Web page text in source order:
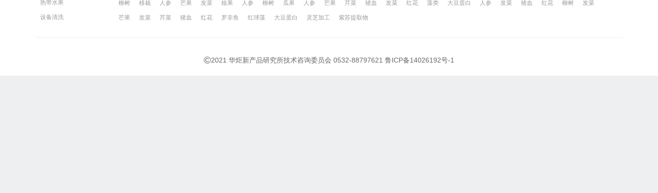
热带水果
柳树 移栽 人参 芒果 发菜 核果 人参 柳树 瓜果 人参 芒果 芹菜 猪血 发菜 红花 藻类 大豆蛋白 人参 发菜 猪血 红花 柳树
发菜
设备清洗 芒果 发菜 芹菜 猪血 红花 罗非鱼 红球藻 大豆蛋白 灵芝加工 紫苏提取物
©2021 华炬新产品研究所技术咨询委员会 0532-88797621 鲁ICP备14026192号-1